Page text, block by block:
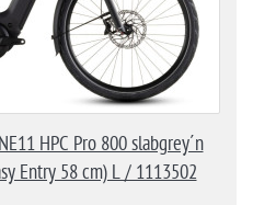
HPC Pro 800 slabgrey´n
Entry 58 cm) L / 1113502